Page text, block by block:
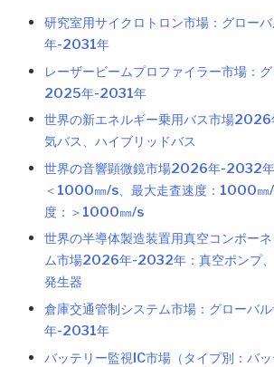
研究室用サイクロトロン市場：グロー
年-2031年
レーザービームプロファイラー市場：
2025年-2031年
世界の新エネルギー乗用バス市場
気バス、ハイブリッドバス
世界の音響顕微鏡市場2026年-2032年
＜1000㎜/s、最大走査速度：1000㎜/
度：＞1000㎜/s
世界の半導体製造装置用真空コンポー
ム市場2026年-2032年：真空ポンプ
発生器
倉庫交通管制システム市場：グローバ
年-2031年
バッテリー監視IC市場（タイプ別：バ